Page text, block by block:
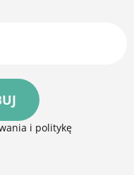
i politykę